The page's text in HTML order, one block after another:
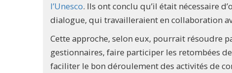
l’Unesco. Ils ont conclu qu’il était nécessaire
dialogue, qui travailleraient en collaboration
Cette approche, selon eux, pourrait résoudre
gestionnaires, faire participer les retombées
faciliter le bon déroulement des activités de